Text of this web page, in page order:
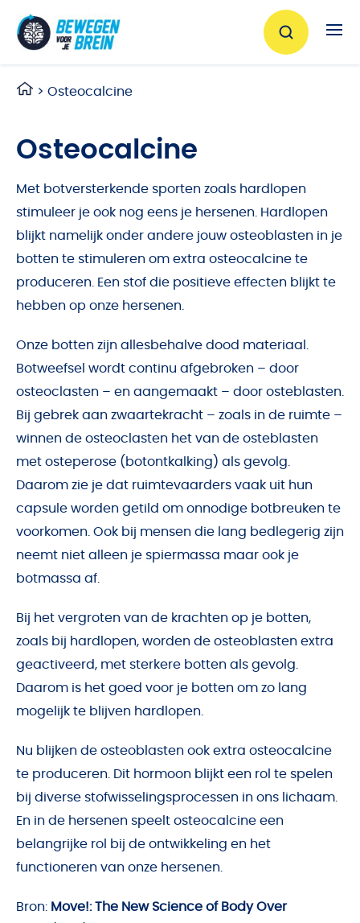
> Osteocalcine
Osteocalcine
Met botversterkende sporten zoals hardlopen
stimuleer je ook nog eens je hersenen. Hardlopen
blijkt namelijk onder andere jouw osteoblasten in je
botten te stimuleren om extra osteocalcine te
produceren. Een stof die positieve effecten blijkt te
hebben op onze hersenen.
Onze botten zijn allesbehalve dood materiaal.
Botweefsel wordt continu afgebroken – door
osteoclasten – en aangemaakt – door osteblasten.
Bij gebrek aan zwaartekracht – zoals in de ruimte –
winnen de osteoclasten het van de osteblasten
met osteperose (botontkalking) als gevolg.
Daarom zie je dat ruimtevaarders vaak uit hun
capsule worden getild om onnodige botbreuken te
voorkomen. Ook bij mensen die lang bedlegerig zijn
neemt niet alleen je spiermassa maar ook je
botmassa af.
Bij het vergroten van de krachten op je botten,
zoals bij hardlopen, worden de osteoblasten extra
geactiveerd, met sterkere botten als gevolg.
Daarom is het goed voor je botten om zo lang
mogelijk te blijven hardlopen.
Nu blijken de osteoblasten ook extra osteocalcine
te produceren. Dit hormoon blijkt een rol te spelen
bij diverse stofwisselingsprocessen in ons lichaam.
En in de hersenen speelt osteocalcine een
belangrijke rol bij de ontwikkeling en het
functioneren van onze hersenen.
Bron: Move!: The New Science of Body Over